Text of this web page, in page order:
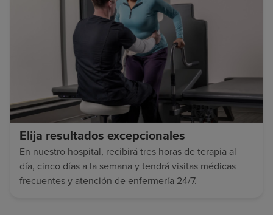
Elija resultados excepcionales
En nuestro hospital, recibirá tres horas de terapia al
día, cinco días a la semana y tendrá visitas médicas
frecuentes y atención de enfermería 24/7.